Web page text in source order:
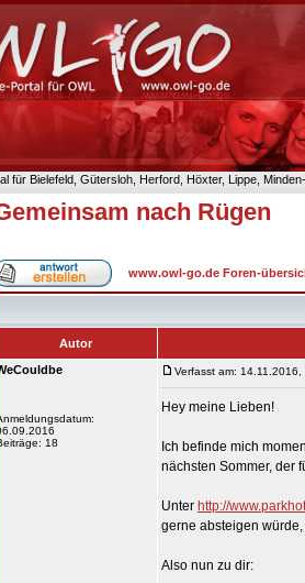
für Bielefeld, Gütersloh, Herford, Höxter, Lippe,
nach Rügen
www.owl-go.de Foren-
Autor
18
Verfasst am: 14.11.2016,
Hey meine Lieben!
Ich befinde mich
nächsten Sommer, der
Unter http://
gerne absteigen
Also nun zu dir: